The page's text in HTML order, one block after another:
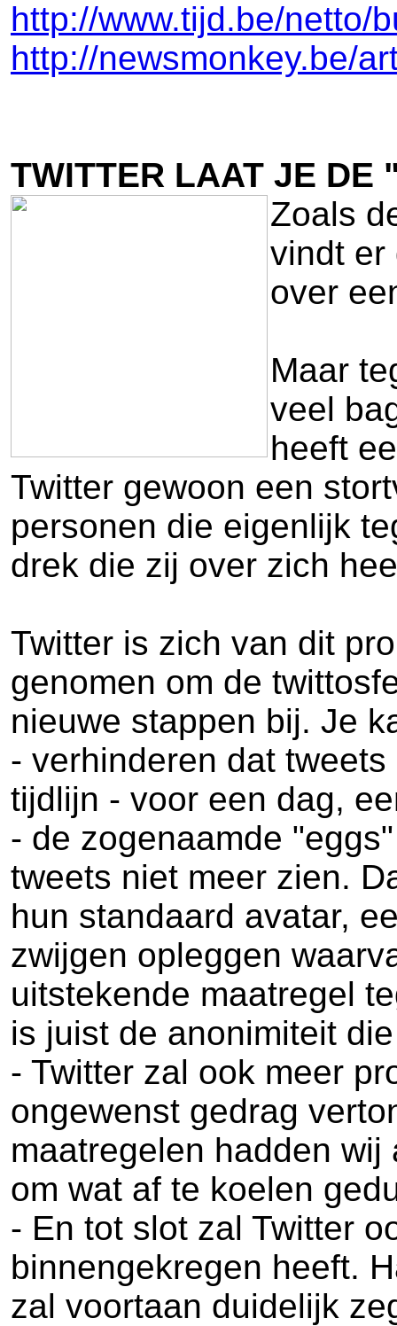
http://www.tijd.be/netto/
http://newsmonkey.be/
TWITTER LAAT JE DE
Zoals
vindt er
over
Maar
veel
heeft
Twitter gewoon een
personen die eigenlijk
drek die zij over zich
Twitter is zich van dit
genomen om de
nieuwe stappen bij. Je
- verhinderen dat
tijdlijn - voor een dag,
- de zogenaamde
tweets niet meer zien.
hun standaard avatar,
zwijgen opleggen
uitstekende maatregel
is juist de anonimiteit
- Twitter zal ook meer
ongewenst gedrag
maatregelen hadden
om wat af te koelen
- En tot slot zal Twitter
binnengekregen heeft.
zal voortaan duidelijk